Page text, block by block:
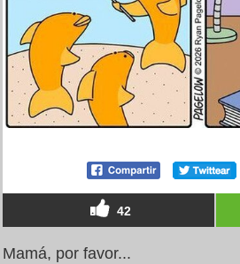
42
Mamá, por favor...